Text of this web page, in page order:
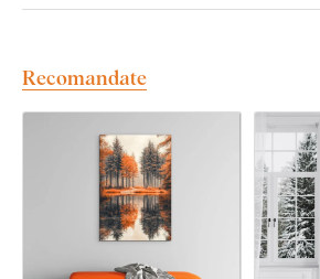
Manoperă de calitate superioară
Tabloul este 100% plat și nu se
Marginea maro închis
clasică
Culori permanente rezistente la
Recomandate